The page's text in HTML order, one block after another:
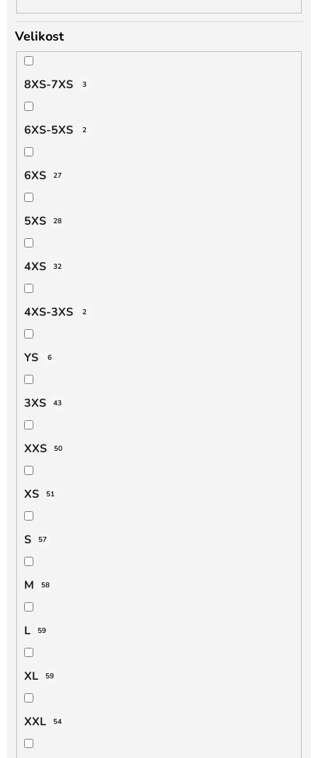
Velikost
8XS-7XS 3
6XS-5XS 2
6XS 27
5XS 28
4XS 32
4XS-3XS 2
YS 6
3XS 43
XXS 50
XS 51
S 57
M 58
L 59
XL 59
XXL 54